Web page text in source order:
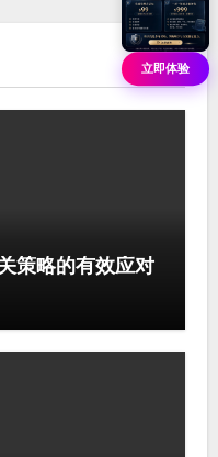
策略的有效应对
立即体验